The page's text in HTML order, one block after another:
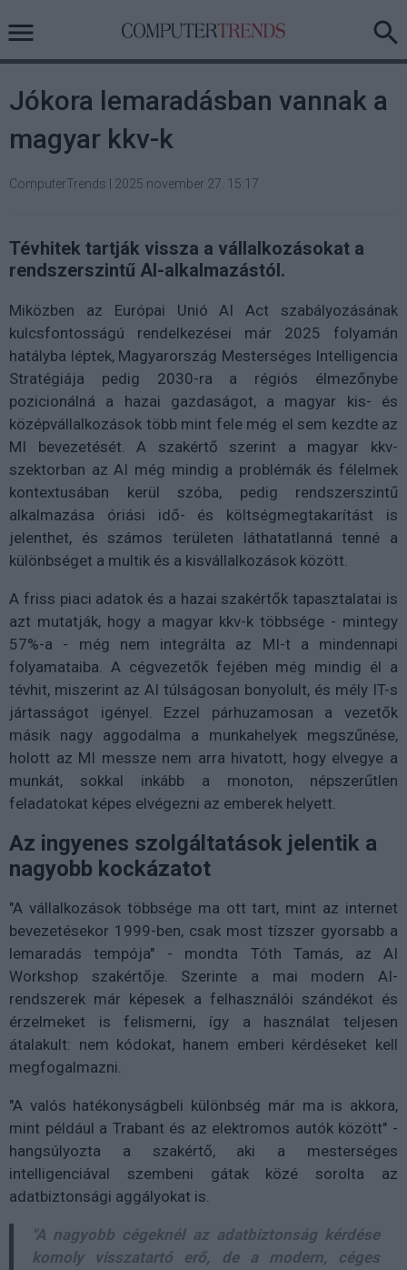
Jókora lemaradásban vannak a
magyar kkv-k
ComputerTrends 2025 november 27. 15:17
Tévhitek tartják vissza a vállalkozásokat a
rendszerszintű AI-alkalmazástól.
Miközben az Európai Unió AI Act szabályozásának
kulcsfontosságú rendelkezései már 2025 folyamán
hatályba léptek, Magyarország Mesterséges Intelligencia
Stratégiája pedig 2030-ra a régiós élmezőnybe
pozicionálná a hazai gazdaságot, a magyar kis- és
középvállalkozások több mint fele még el sem kezdte az
MI bevezetését. A szakértő szerint a magyar kkv-
szektorban az AI még mindig a problémák és félelmek
kontextusában kerül szóba, pedig rendszerszintű
alkalmazása óriási idő- és költségmegtakarítást is
jelenthet, és számos területen láthatatlanná tenné a
különbséget a multik és a kisvállalkozások között.
A friss piaci adatok és a hazai szakértők tapasztalatai is
azt mutatják, hogy a magyar kkv-k többsége - mintegy
57%-a - még nem integrálta az MI-t a mindennapi
folyamataiba. A cégvezetők fejében még mindig él a
tévhit, miszerint az AI túlságosan bonyolult, és mély IT-s
jártasságot igényel. Ezzel párhuzamosan a vezetők
másik nagy aggodalma a munkahelyek megszűnése,
holott az MI messze nem arra hivatott, hogy elvegye a
munkát, sokkal inkább a monoton, népszerűtlen
feladatokat képes elvégezni az emberek helyett.
Az ingyenes szolgáltatások jelentik a
nagyobb kockázatot
"A vállalkozások többsége ma ott tart, mint az internet
bevezetésekor 1999-ben, csak most tízszer gyorsabb a
lemaradás tempója" - mondta Tóth Tamás, az AI
Workshop szakértője. Szerinte a mai modern AI-
rendszerek már képesek a felhasználói szándékot és
érzelmeket is felismerni, így a használat teljesen
átalakult: nem kódokat, hanem emberi kérdéseket kell
megfogalmazni.
"A valós hatékonyságbeli különbség már ma is akkora,
mint például a Trabant és az elektromos autók között" -
hangsúlyozta a szakértő, aki a mesterséges
intelligenciával szembeni gátak közé sorolta az
adatbiztonsági aggályokat is.
"A nagyobb cégeknél az adatbiztonság kérdése
komoly visszatartó erő, de a modern, céges